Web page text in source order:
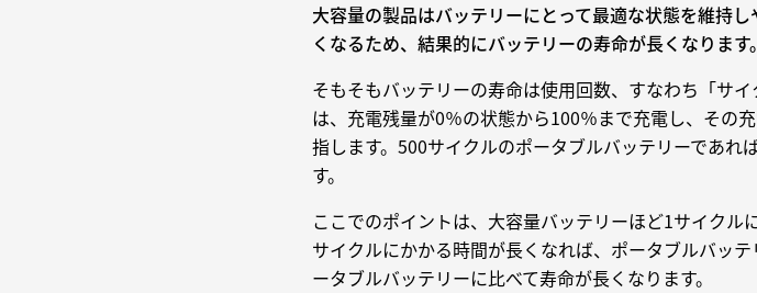
大容量の製品はバッテリーにとって最適な状態を維持
くなるため、結果的にバッテリーの寿命が長くなります。
そもそもバッテリーの寿命は使用回数、すなわち「サ
は、充電残量が0％の状態から100％まで充電し、その
指します。500サイクルのポータブルバッテリーであれ
す。
ここでのポイントは、大容量バッテリーほど1サイクル
サイクルにかかる時間が長くなれば、ポータブルバッ
ータブルバッテリーに比べて寿命が長くなります。